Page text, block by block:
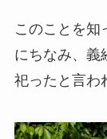
このことを知
にちなみ、義
祀ったと言わ